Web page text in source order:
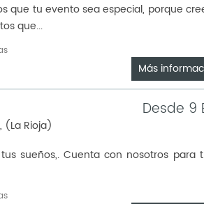
que tu evento sea especial, porque
que...
Más
Desde 9
(La Rioja)
sueños,. Cuenta con nosotros para